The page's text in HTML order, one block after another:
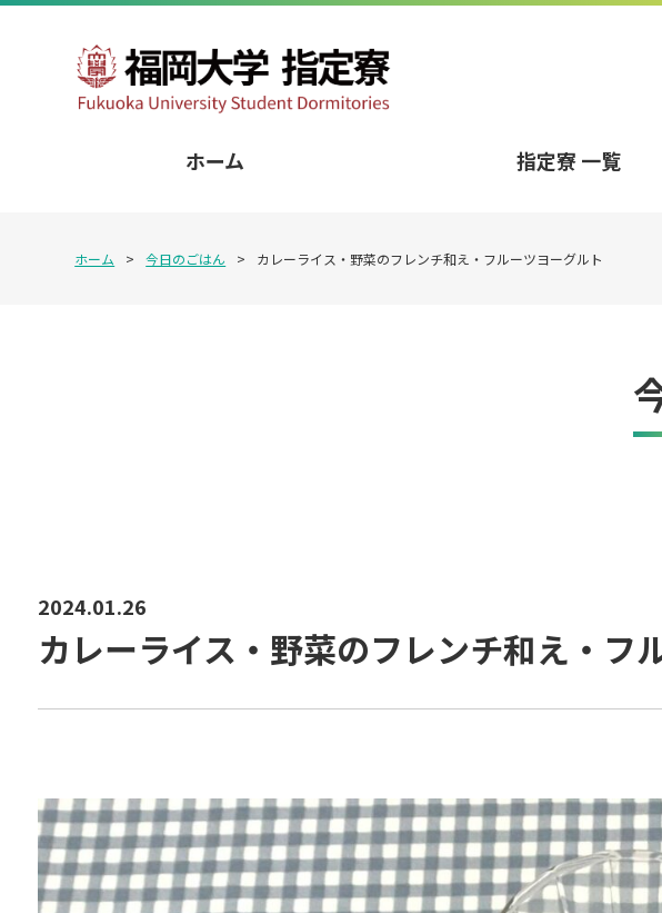
ホーム 指定寮 一覧
ホーム > 今日のごはん > カレーライス・野菜のフレンチ和え・フルーツヨーグルト
2024.01.26
カレーライス・野菜のフレンチ和え・フ